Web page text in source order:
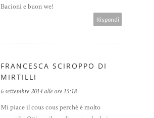
Bacioni e buon we!
Rispondi
FRANCESCA SCIROPPO DI
MIRTILLI
6 settembre 2014 alle ore 15:18
Mi piace il cous cous perchè è molto